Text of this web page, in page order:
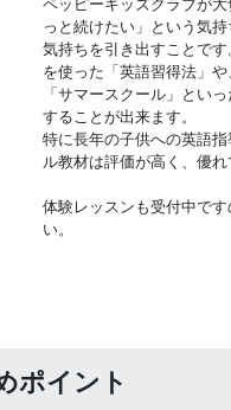
ペッピーキッズクラブが
っと続けたい」という気
気持ちを引き出すことで
を使った「英語習得法」
「サマースクール」とい
することが出来ます。
特に長年の子供への英語
ル教材は評価が高く、優れ
体験レッスンも受付中で
い。
ポイント